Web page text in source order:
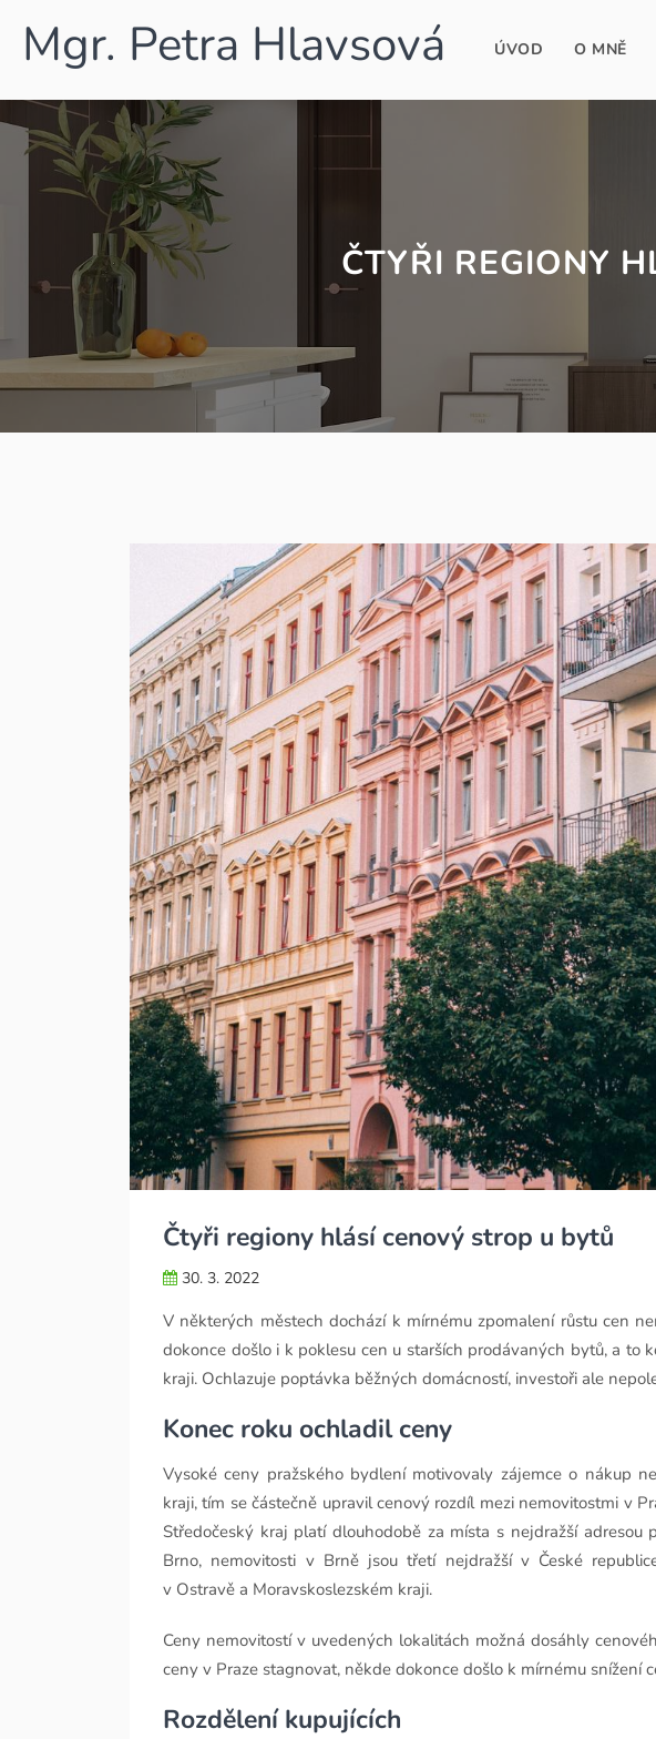
Mgr. Petra Hlavsová ÚVOD O MNĚ
ČTYŘI REGIONY
Čtyři regiony hlásí cenový strop u bytů
30. 3. 2022
V některých městech dochází k mírnému zpomalení růstu cen
dokonce došlo i k poklesu cen u starších prodávaných bytů, a to
kraji. Ochlazuje poptávka běžných domácností, investoři ale
Konec roku ochladil ceny
Vysoké ceny pražského bydlení motivovaly zájemce o nákup
kraji, tím se částečně upravil cenový rozdíl mezi nemovitostmi v
Středočeský kraj platí dlouhodobě za místa s nejdražší adresou
Brno, nemovitosti v Brně jsou třetí nejdražší v České
v Ostravě a Moravskoslezském kraji.
Ceny nemovitostí v uvedených lokalitách možná dosáhly
ceny v Praze stagnovat, někde dokonce došlo k mírnému snížení
Rozdělení kupujících